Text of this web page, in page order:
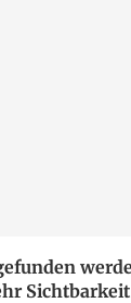
Sichtbarkeit